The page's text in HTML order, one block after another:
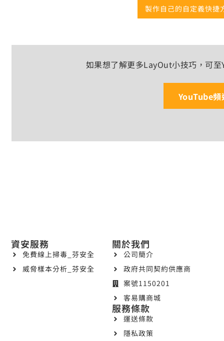
製作自己的自定義快捷
如果想了解更多LayOut小技巧，可
YouTube頻
關於我們
公司簡介
政府共同契約供應商
案號1150201
客易購商城
資安服務
免費線上掃毒_芬安全
威脅樣本分析_芬安全
服務條款
運送條款
隱私政策